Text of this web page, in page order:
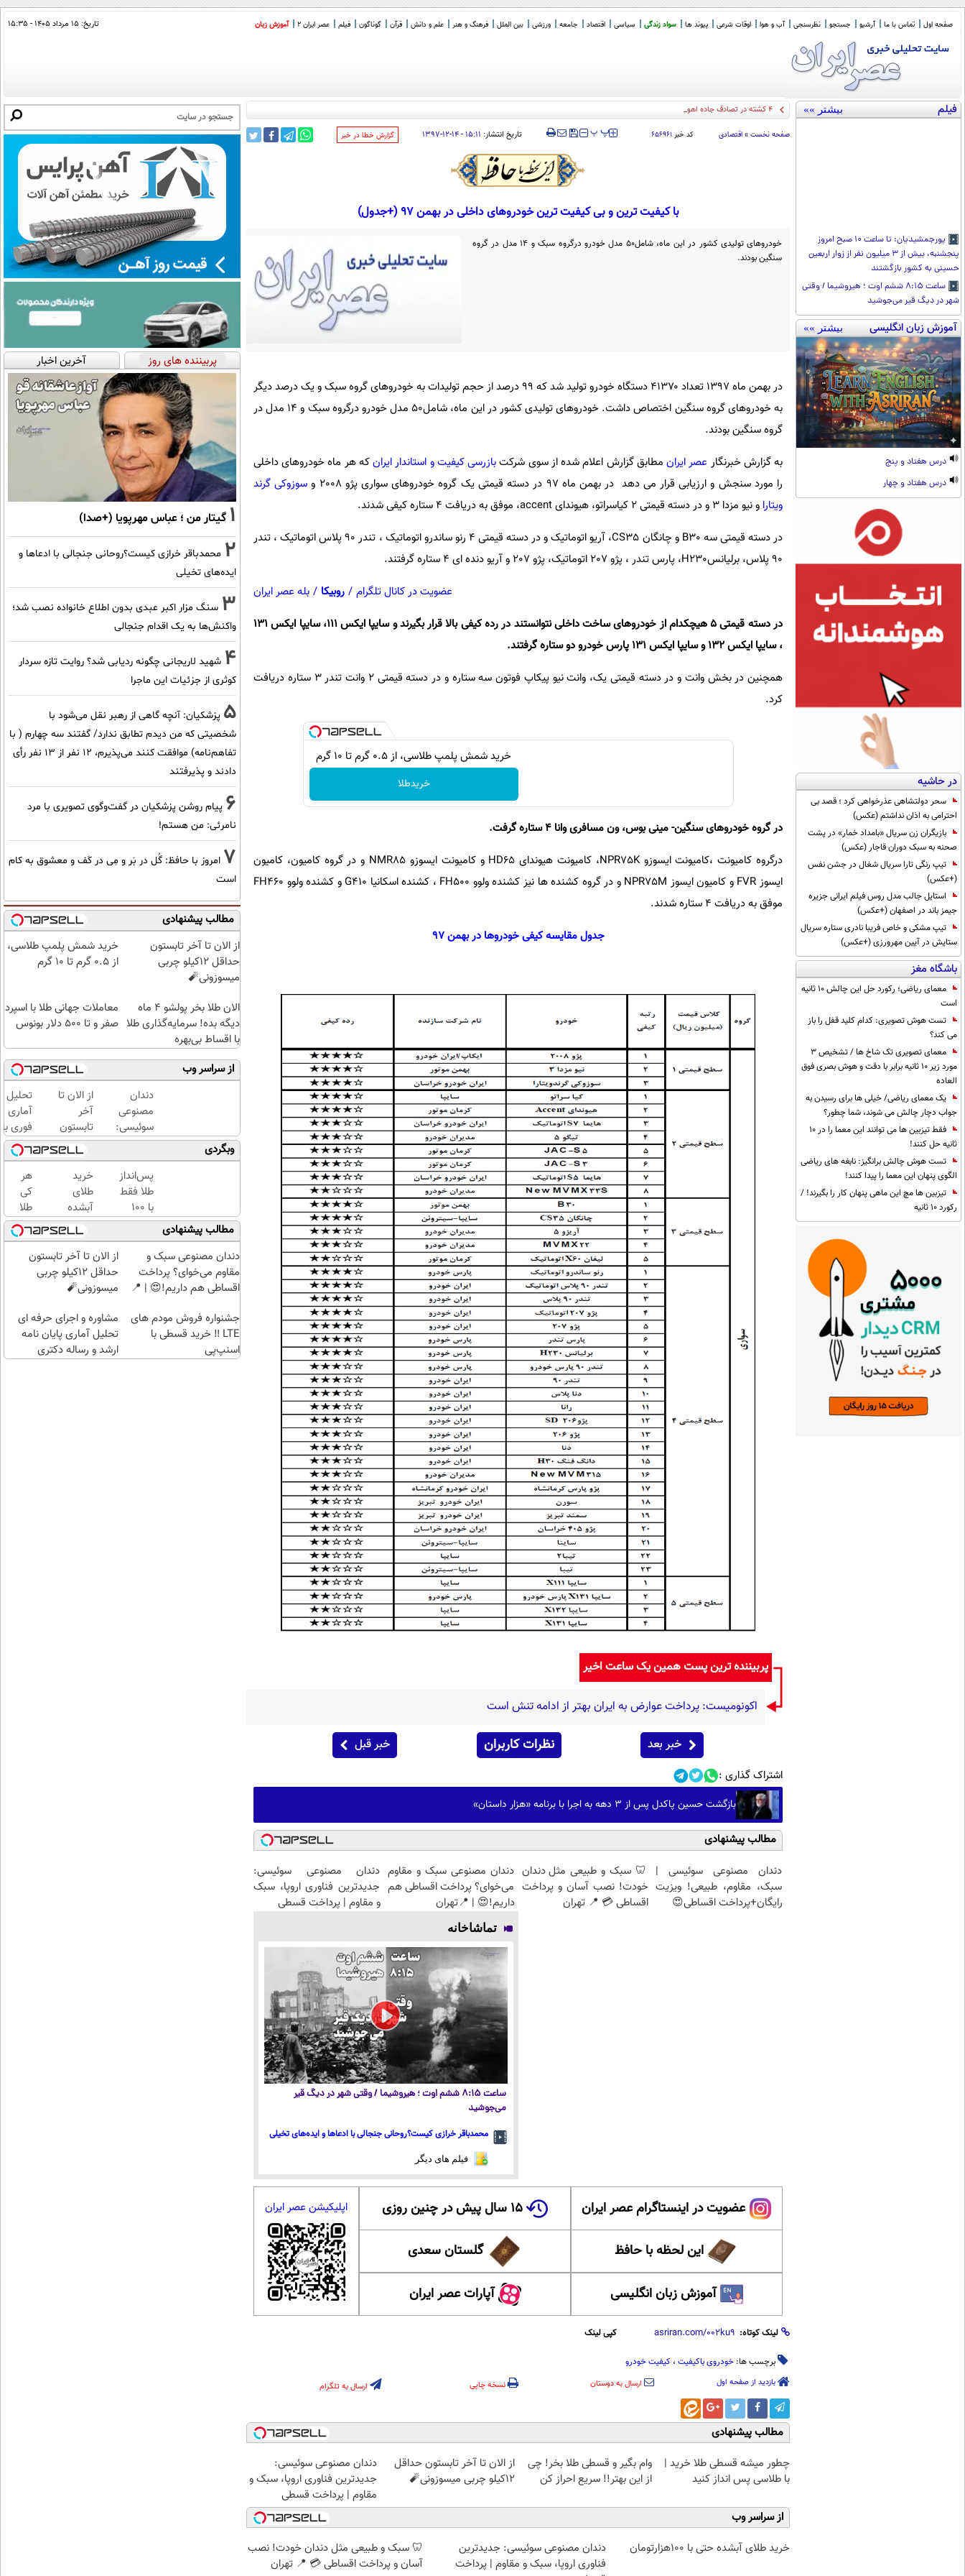
صفحه اول تماس با ما آرشیو جستجو نظرسنجی آب و هوا اوقات شرعی پیوند ها سواد زندگی سیاسی اقتصاد جامعه ورزشی بین الملل فرهنگ و هنر علم و دانش قرآن گوناگون فیلم عصر ایران 2 آموزش زبان تاریخ: ۱۵ مرداد ۱۴۰۵ - ۱۵:۳۵
فیلم بیشتر »»
پورجمشیدیان: تا ساعت ۱۰ صبح امروز
پنجشنبه، بیش از ۳ میلیون نفر از زوار اربعین
حسینی به کشور بازگشتند
ساعت ۸:۱۵ ششم اوت ؛ هیروشیما / وقتی
شهر در دیگ قیر می‌جوشید
آموزش زبان انگلیسی بیشتر »»
درس هفتاد و پنج
درس هفتاد و چهار
در حاشیه
سحر دولتشاهی عذرخواهی کرد ؛ قصد بی
احترامی به اذان نداشتم (عکس)
بازیگران زن سریال «بامداد خمار» در پشت
صحنه به سبک دوران قاجار (عکس)
تیپ رنگی تارا سریال شغال در جشن نفس
(+عکس)
استایل جالب مدل روس فیلم ایرانی جزیره
جیمز باند در اصفهان (+عکس)
تیپ مشکی و خاص فریبا نادری ستاره سریال
ستایش در آیین مهرورزی (+عکس)
باشگاه مغز
معمای ریاضی؛ رکورد حل این چالش 10 ثانیه
است
تست هوش تصویری: کدام کلید قفل را باز
می کند؟
معمای تصویری تک شاخ ها / تشخیص 3
مورد زیر 10 ثانیه برابر با دقت و هوش بصری فوق
العاده
یک معمای ریاضی/ خیلی ها برای رسیدن به
جواب دچار چالش می شوند، شما چطور؟
فقط تیزبین ها می توانند این معما را در 10
ثانیه حل کنند!
تست هوش چالش برانگیز: نابغه های ریاضی
الگوی پنهان این معما را پیدا کنند!
تیزبین ها مچ این ماهی پنهان کار را بگیرند! /
رکورد 10 ثانیه
۴ کشته در تصادف جاده اهواز خرمشهر
صفحه نخست » اقتصادی کد خبر ۶۵۶۹۶۱ ‍‍‍ پپ تاریخ انتشار: ۱۵:۱۱ - ۱۴-۱۲-۱۳۹۷ ‌گزارش خطا در خبر
با کیفیت ترین و بی کیفیت ترین خودروهای داخلی در بهمن 97 (+جدول)
خودروهای تولیدی کشور در این ماه، شامل۵۰ مدل خودرو درگروه سبک و ۱۴ مدل در گروه
سنگین بودند.
در بهمن ماه ۱۳۹۷ تعداد ۴۱۳۷۰ دستگاه خودرو تولید شد که ۹۹ درصد از حجم تولیدات به خودروهای گروه سبک و یک درصد دیگر
به خودروهای گروه سنگین اختصاص داشت. خودروهای تولیدی کشور در این ماه، شامل۵۰ مدل خودرو درگروه سبک و ۱۴ مدل در
گروه سنگین بودند.
به گزارش خبرنگار عصر ایرانمطابق گزارش اعلام شده از سوی شرکتبازرسی کیفیت و استاندار ایرانکه هر ماه خودروهای داخلی
را مورد سنجش و ارزیابی قرار می دهد در بهمن ماه 97 در دسته قیمتی یک گروه خودروهای سواری پژو 2008 و
سوزوکی گرند
ویتارا و نیو مزدا 3 و در دسته قیمتی 2 کیاسراتو، هیوندای accent، موفق به دریافت 4 ستاره کیفی شدند.
در دسته قیمتی سه B30 و چانگان CS35، آریو اتوماتیک و در دسته قیمتی 4 رنو ساندرو اتوماتیک ، تندر 90 پلاس اتوماتیک ، تندر
90 پلاس، برلیانسH230، پارس تندر ، پژو 207 اتوماتیک، پژو 207 و آریو دنده ای 4 ستاره گرفتند.
عضویت در کانال تلگرام / روبیکا / بله عصر ایران
در دسته قیمتی 5 هیچکدام از خودروهای ساخت داخلی نتوانستند در رده کیفی بالا قرار بگیرند و سایپا ایکس 111، سایپا ایکس 131
، سایپا ایکس 132 و سایپا ایکس 131 پارس خودرو دو ستاره گرفتند.
همچنین در بخش وانت و در دسته قیمتی یک، وانت نیو پیکاپ فوتون سه ستاره و در دسته قیمتی 2 وانت تندر 3 ستاره دریافت
کرد.
خرید شمش پلمپ طلاسی، از ۰.۵ گرم تا ۱۰ گرم
خریدطلا
در گروه خودروهای سنگین- مینی بوس، ون مسافری وانا 4 ستاره گرفت.
درگروه کامیونت ،‌کامیونت ایسوزو NPR75K، کامیونت هیوندای HD65 و کامیونت ایسوزو NMR85 و در گروه کامیون، کامیون
ایسوز FVR و کامیون ایسوز NPR75M و در گروه کشنده ها نیز کشنده ولوو FH500 ، کشنده اسکانیا G410 و کشنده ولوو FH460
موفق به دریافت 4 ستاره شدند.
جدول مقایسه کیفی خودروها در بهمن 97
پربیننده ترین پست همین یک ساعت اخیر
اکونومیست: پرداخت عوارض به ایران بهتر از ادامه تنش است
خبر بعد نظرات کاربران خبر قبل
اشتراک گذاری :
بازگشت حسین پاکدل پس از ۳ دهه به اجرا با برنامه «هزار داستان»
مطالب پیشنهادی
دندان مصنوعی سوئیسی |
سبک، مقاوم، طبیعی! ویزیت
رایگان+پرداخت اقساطی😍
🦷 سبک و طبیعی مثل دندان
خودت! نصب آسان و پرداخت
اقساطی 💳 📍 تهران
دندان مصنوعی سبک و مقاوم
می‌خوای؟ پرداخت اقساطی هم
داریم!😍 | 📍تهران
دندان مصنوعی سوئیسی:
جدیدترین فناوری اروپا، سبک
و مقاوم | پرداخت قسطی
تماشاخانه
ساعت ۸:۱۵ ششم اوت ؛ هیروشیما / وقتی شهر در دیگ قیر
می‌جوشید
محمدباقر خرازی کیست؟روحانی جنجالی با ادعاها و ایده‌های تخیلی
فیلم های دیگر
عضویت در اینستاگرام عصر ایران ۱۵ سال پیش در چنین روزی
این لحظه با حافظ گلستان سعدی
آموزش زبان انگلیسی آپارات عصر ایران
اپلیکیشن عصر ایران
لینک کوتاه: کپی لینک
برچسب ها: خودروی باکیفیت ، کیفیت خودرو
بازدید از صفحه اول ارسال به دوستان نسخه چاپی ارسال به تلگرام
مطالب پیشنهادی
چطور میشه قسطی طلا خرید |
با طلاسی پس انداز کنید
وام بگیر و قسطی طلا بخر! چی
از این بهتر!! سریع احراز کن
از الان تا آخر تابستون حداقل
12کیلو چربی میسوزونی🧨
دندان مصنوعی سوئیسی:
جدیدترین فناوری اروپا، سبک و
مقاوم | پرداخت قسطی
از سراسر وب
خرید طلای آبشده حتی با ۱۰۰هزارتومان
دندان مصنوعی سوئیسی: جدیدترین
فناوری اروپا، سبک و مقاوم | پرداخت
🦷 سبک و طبیعی مثل دندان خودت! نصب
آسان و پرداخت اقساطی 💳 📍 تهران
پربیننده های روز آخرین اخبار
1 گیتار من ؛ عباس مهرپویا (+صدا)
2 محمدباقر خرازی کیست؟روحانی جنجالی با ادعاها و
ایده‌های تخیلی
3 سنگ مزار اکبر عبدی بدون اطلاع خانواده نصب شد؛
واکنش‌ها به یک اقدام جنجالی
4 شهید لاریجانی چگونه ردیابی شد؟ روایت تازه سردار
کوثری از جزئیات این ماجرا
5 پزشکیان‌: آنچه گاهی از رهبر نقل می‌شود با
شخصیتی که من دیدم تطابق ندارد/ گفتند سه چهارم ( با
تفاهم‌نامه) موافقت کنند می‌پذیرم، 12 نفر از 13 نفر رأی
دادند و پذیرفتند
6 پیام روشن پزشکیان در گفت‌و‌گوی تصویری با مرد
نامرئی: من هستم!
7 امروز با حافظ: گُل در بَر و مِی در کَف و معشوق به کام
است
مطالب پیشنهادی
از الان تا آخر تابستون
حداقل 12کیلو چربی
میسوزونی🧨
خرید شمش پلمپ طلاسی،
از ۰.۵ گرم تا ۱۰ گرم
الان طلا بخر پولشو 4 ماه
دیگه بده! سرمایه‌گذاری طلا
با اقساط بی‌بهره
معاملات جهانی طلا با اسپرد
صفر و تا ۵۰۰ دلار بونوس
از سراسر وب
دندان
مصنوعی
سوئیسی:
جدیدترین
فناوری
اروپا،
سبک و
مقاوم |
پرداخت
قسطی
از الان تا
آخر
تابستون
حداقل
12کیلو
چربی
میسوزونی
🧨
تحلیل
آماری
فوری با
نرم
افزار
SPSS
به
همراه
آموزش
کامل
حتی
وبگردی
پس‌انداز
طلا فقط
با ۱۰۰
هزارتومان
(امن و
راحت)
خرید
طلای
آبشده
حتی با
۱۰۰هزارتومان
هر
کی
طلا
داره،
غم
نداره!
چند
کلیک)
مطالب پیشنهادی
دندان مصنوعی سبک و
مقاوم می‌خوای؟ پرداخت
اقساطی هم داریم!😍 | 📍
از الان تا آخر تابستون
حداقل 12کیلو چربی
میسوزونی🧨
جشنواره فروش مودم های
LTE ‼️ خرید قسطی با
اسنپ‌پی
مشاوره و اجرای حرفه ای
تحلیل آماری پایان نامه
ارشد و رساله دکتری